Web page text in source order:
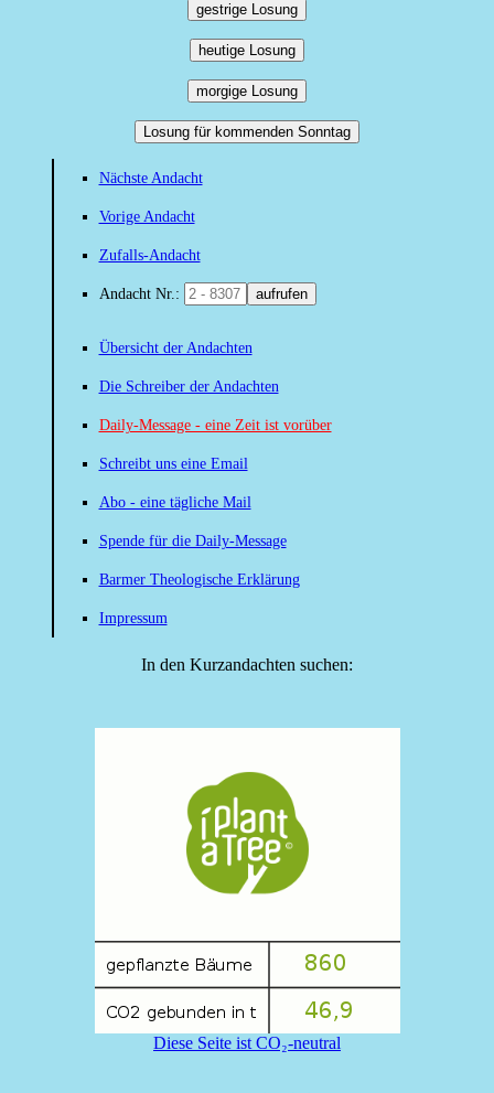
gestrige Losung
heutige Losung
morgige Losung
Losung für kommenden Sonntag
Nächste Andacht
Vorige Andacht
Zufalls-Andacht
Andacht Nr.: aufrufen
Übersicht der Andachten
Die Schreiber der Andachten
Daily-Message - eine Zeit ist vorüber
Schreibt uns eine Email
Abo - eine tägliche Mail
Spende für die Daily-Message
Barmer Theologische Erklärung
Impressum
In den Kurzandachten suchen:
Diese Seite ist CO₂-neutral